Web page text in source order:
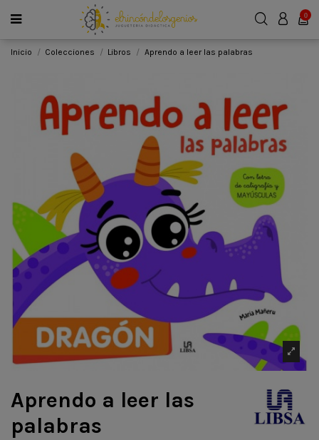
0
Inicio Colecciones Libros Aprendo a leer las palabras
Aprendo a leer las
palabras